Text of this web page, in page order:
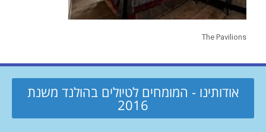
The Pavilions
אודותינו - המומחים לטיולים בהולנד משנת
2016